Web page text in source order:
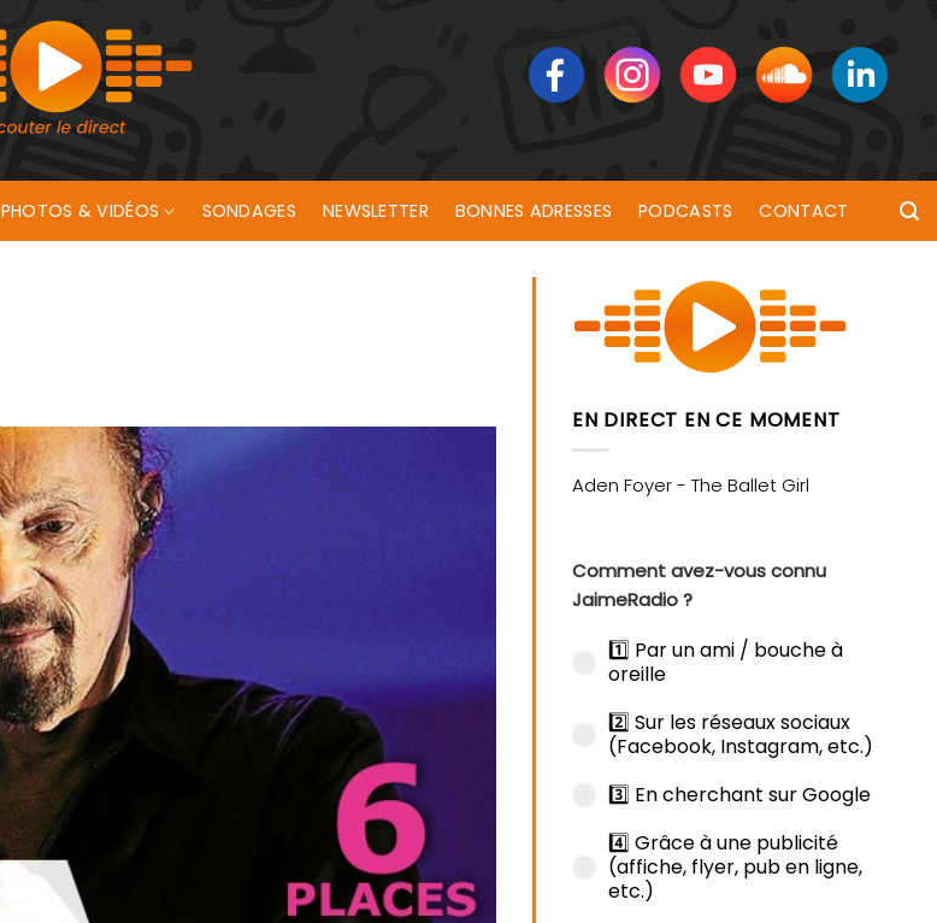
PHOTOS & VIDÉOS SONDAGES NEWSLETTER BONNES ADRESSES PODCASTS CONTACT
EN DIRECT EN CE MOMENT
Comment avez-vous connu
JaimeRadio ?
1️⃣ Par un ami / bouche à
oreille
2️⃣ Sur les réseaux sociaux
(Facebook, Instagram, etc.)
3️⃣ En cherchant sur Google
4️⃣ Grâce à une publicité
(affiche, flyer, pub en ligne,
etc.)